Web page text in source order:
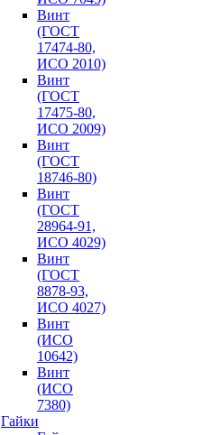
Винт
(ГОСТ
17474-80,
ИСО 2010)
Винт
(ГОСТ
17475-80,
ИСО 2009)
Винт
(ГОСТ
18746-80)
Винт
(ГОСТ
28964-91,
ИСО 4029)
Винт
(ГОСТ
8878-93,
ИСО 4027)
Винт
(ИСО
10642)
Винт
(ИСО
7380)
Гайки